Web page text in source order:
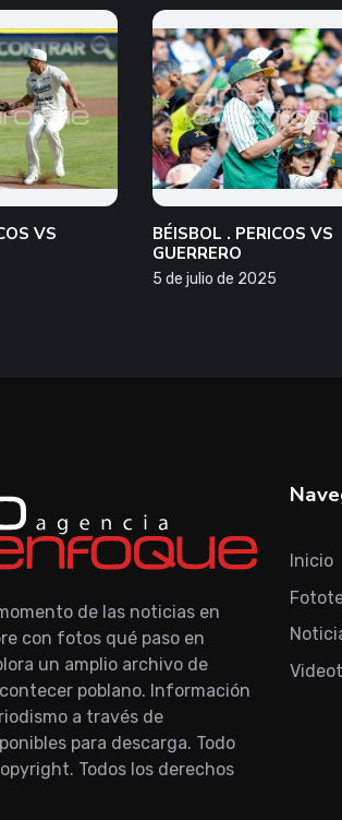
VS
BÉISBOL . PERICOS VS
GUERRERO
5 de julio de 2025
de las noticias en
con fotos qué paso en
un amplio archivo de
poblano. Información
a través de
para descarga. Todo
Todos los derechos
Inicio